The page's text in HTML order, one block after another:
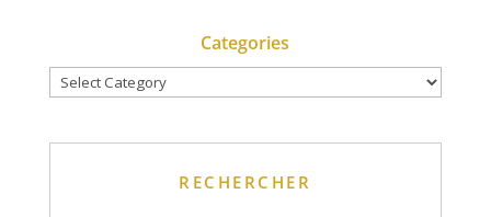
Categories
Categories
RECHERCHER